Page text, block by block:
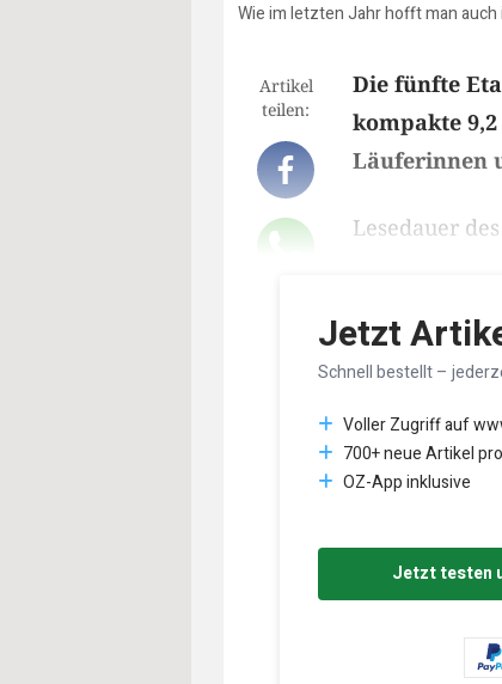
Wie im letzten Jahr hofft man
Artikel
teilen:
Die fünfte
kompakte
Läuferinnen
Lesedauer
Jetzt
Schnell bestellt –
Voller Zugriff auf
700+ neue Artikel
OZ-App inklusive
Jetzt testen